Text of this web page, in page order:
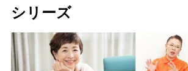
シリーズ